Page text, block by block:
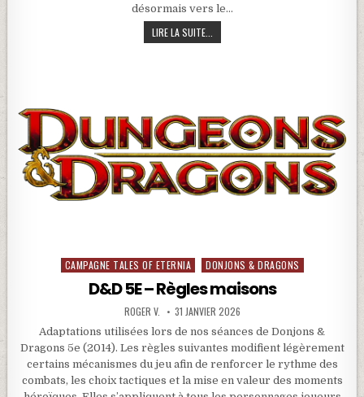
désormais vers le…
LIRE LA SUITE...
Posted in
CAMPAGNE TALES OF ETERNIA DONJONS & DRAGONS
D&D 5E – Règles maisons
ROGER V. 31 JANVIER 2026
Adaptations utilisées lors de nos séances de Donjons &
Dragons 5e (2014). Les règles suivantes modifient légèrement
certains mécanismes du jeu afin de renforcer le rythme des
combats, les choix tactiques et la mise en valeur des moments